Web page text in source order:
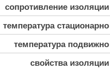
сопротивление изоляции
температура стационарно
температура подвижно
свойства изоляции